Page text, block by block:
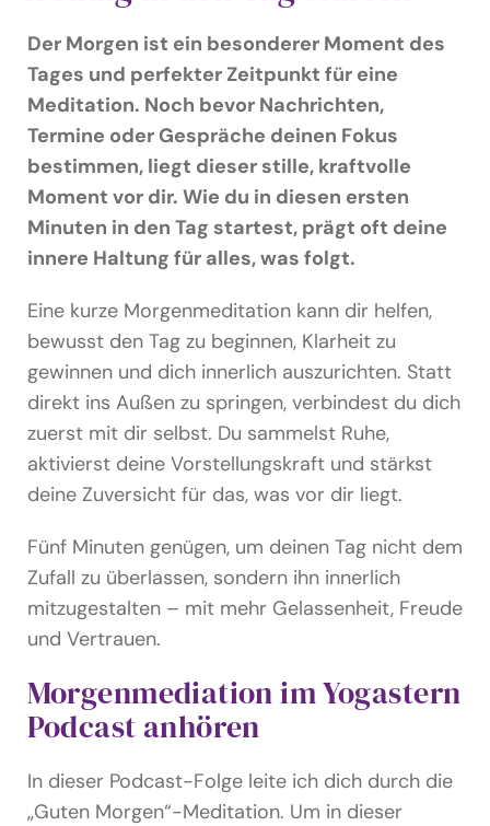
Podcast & Blog
nach:
Der Morgen ist ein besonderer Moment des
Tages und perfekter Zeitpunkt für eine
Meditation. Noch bevor Nachrichten,
Termine oder Gespräche deinen Fokus
bestimmen, liegt dieser stille, kraftvolle
Moment vor dir. Wie du in diesen ersten
Minuten in den Tag startest, prägt oft deine
innere Haltung für alles, was folgt.
Eine kurze Morgenmeditation kann dir helfen,
bewusst den Tag zu beginnen, Klarheit zu
gewinnen und dich innerlich auszurichten. Statt
direkt ins Außen zu springen, verbindest du dich
zuerst mit dir selbst. Du sammelst Ruhe,
aktivierst deine Vorstellungskraft und stärkst
deine Zuversicht für das, was vor dir liegt.
Fünf Minuten genügen, um deinen Tag nicht dem
Zufall zu überlassen, sondern ihn innerlich
mitzugestalten – mit mehr Gelassenheit, Freude
und Vertrauen.
Morgenmediation im Yogastern
Podcast anhören
In dieser Podcast-Folge leite ich dich durch die
„Guten Morgen“-Meditation. Um in dieser